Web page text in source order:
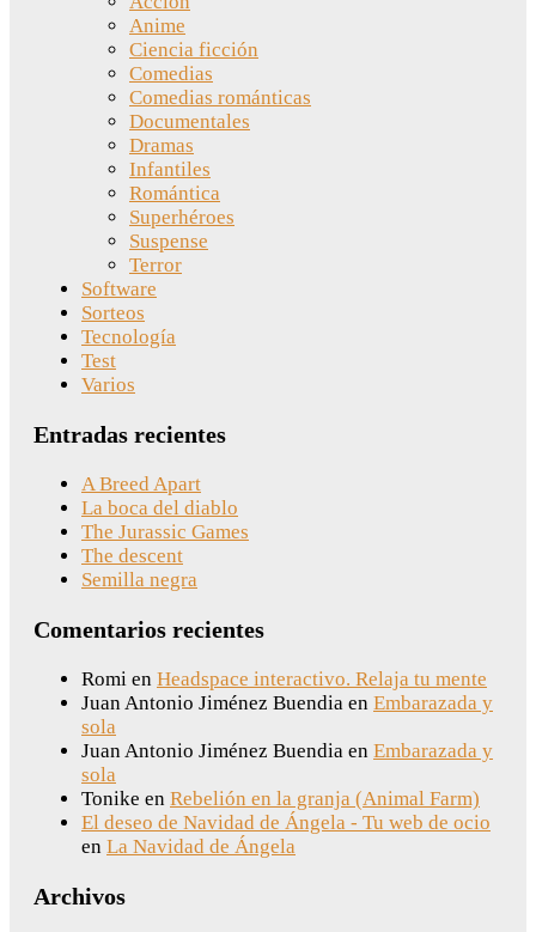
Anime
Ciencia ficción
Comedias
Comedias románticas
Documentales
Dramas
Infantiles
Romántica
Superhéroes
Suspense
Terror
Software
Sorteos
Tecnología
Test
Varios
Entradas recientes
A Breed Apart
La boca del diablo
The Jurassic Games
The descent
Semilla negra
Comentarios recientes
Romi en Headspace interactivo. Relaja tu mente
Juan Antonio Jiménez Buendia en Embarazada y
sola
Juan Antonio Jiménez Buendia en Embarazada y
sola
Tonike en Rebelión en la granja (Animal Farm)
El deseo de Navidad de Ángela - Tu web de ocio
en La Navidad de Ángela
Archivos